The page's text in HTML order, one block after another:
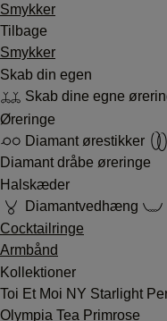
Smykker
Tilbage
Smykker
Skab din egen
Skab dine egne
Øreringe
Diamant ørestikker
Diamant dråbe øreringe
Halskæder
Diamantvedhæng
Cocktailringe
Armbånd
Kollektioner
Toi Et Moi NY Starlight
Olympia Tea Primrose